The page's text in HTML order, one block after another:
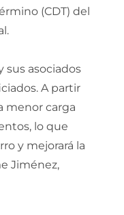
(CDT) del
sus asociados
A partir
menor carga
lo que
y mejorará la
Jiménez,